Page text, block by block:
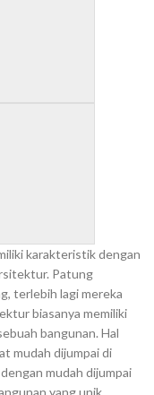
karakteristik dengan
Patung
terlebih lagi mereka
biasanya memiliki
bangunan. Hal
mudah dijumpai di
mudah dijumpai
yang unik